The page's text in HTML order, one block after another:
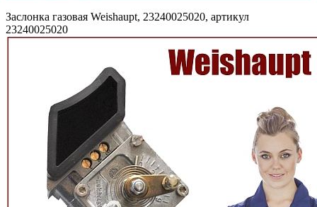
Заслонка газовая Weishaupt, 23240025020, артикул
23240025020